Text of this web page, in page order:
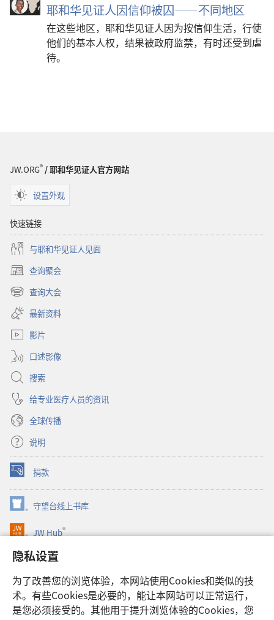
隐私设置
为了改善您的浏览体验，本网站使用Cookies和类似的技
术。有些Cookies是必要的，能让本网站可以正常运行，
是您必须接受的。其他用于提升浏览体验的Cookies，您
耶和华见证人因信仰被囚——不同地区
在这些地区，耶和华见证人因为按信仰生活，行使
他们的基本人权，结果被政府监禁，有时还受到虐
待。
JW.ORG®/ 耶和华见证人官方网站
设置外观
快速链接
与耶和华见证人见面
查询聚会
（打
开
新
窗
口）
查询大会
（打
开
新
窗
最新资料
影片
口述影像
搜索
给专业医疗人员的资讯
全球传播
说明
捐款
（打
开
新
窗
口）
守望台线上书库
（打
开
新
口）
JW Hub®
（打
开
新
口）
JW Library®
Watchtower Library